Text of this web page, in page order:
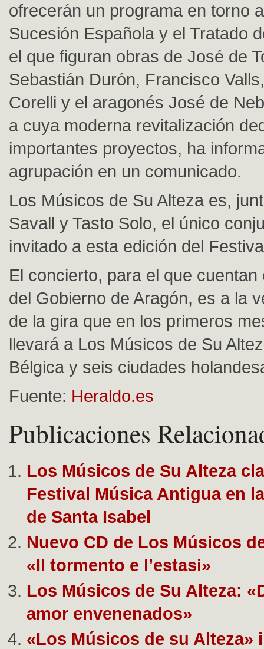
ofrecerán un programa en torno
Sucesión Española y el Tratado
el que figuran obras de José de
Sebastián Durón, Francisco
Corelli y el aragonés José de
a cuya moderna revitalización
importantes proyectos, ha
agrupación en un comunicado.
Los Músicos de Su Alteza es,
Savall y Tasto Solo, el único
invitado a esta edición del
El concierto, para el que cuentan
del Gobierno de Aragón, es a la
de la gira que en los primeros
llevará a Los Músicos de Su
Bélgica y seis ciudades
Fuente: Heraldo.es
Publicaciones
Los Músicos de Su Alteza
Festival Música Antigua en
de Santa Isabel
Nuevo CD de Los Músicos
«Il tormento e l’estasi»
Los Músicos de Su Alteza:
amor envenenados»
«Los Músicos de su Alteza»